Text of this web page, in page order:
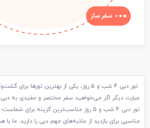
تور دبی 4 شب و 5 روز، یکی از بهترین تورها
عبارت دیگر اگر می‌خواهید سفر مختصر و مفیدی به دبی
تور دبی 4 شب و 5 روز مناسب‌ترین گزینه برای
مناسبی برای بازدید از جاذبه‌های مهم دبی را دارید. ما با